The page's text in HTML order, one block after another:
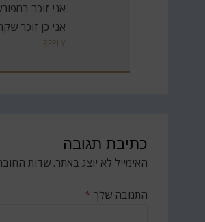
אני זוכר
אני כן זוכר
REPLY
כתיבת תגובה
האימייל לא יוצג באתר. שדות
התגובה שלך *